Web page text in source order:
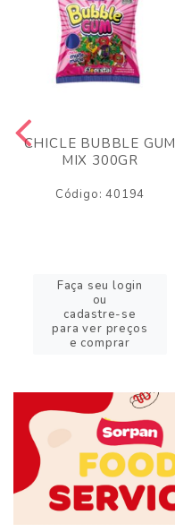
CHICLE BUBBLE GUM
MIX 300GR
Código: 40194
Faça seu login
ou
cadastre-se
para ver preços
e comprar